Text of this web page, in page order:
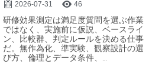
2026-07-31 46
研修効果測定は満足度質問を選ぶ作業
ではなく、実施前に仮説、ベースライ
ン、比較群、判定ルールを決める仕事
だ。無作為化、準実験、観察設計の選
び方、倫理とデータ条件、…